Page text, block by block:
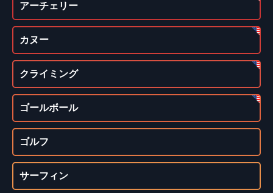
アーチェリー
カヌー
クライミング
ゴールボール
ゴルフ
サーフィン